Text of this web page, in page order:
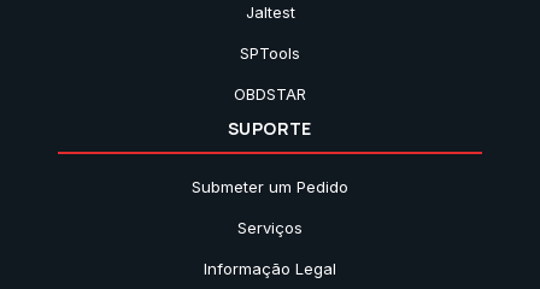
Jaltest
SPTools
OBDSTAR
SUPORTE
Submeter um Pedido
Serviços
Informação Legal